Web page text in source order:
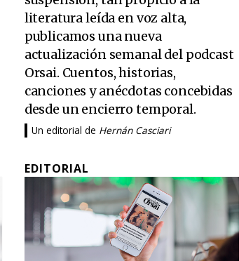
literatura leída en voz alta,
publicamos una nueva
actualización semanal del podcast
Orsai. Cuentos, historias,
canciones y anécdotas concebidas
desde un encierro temporal.
Un editorial de Hernán Casciari
EDITORIAL